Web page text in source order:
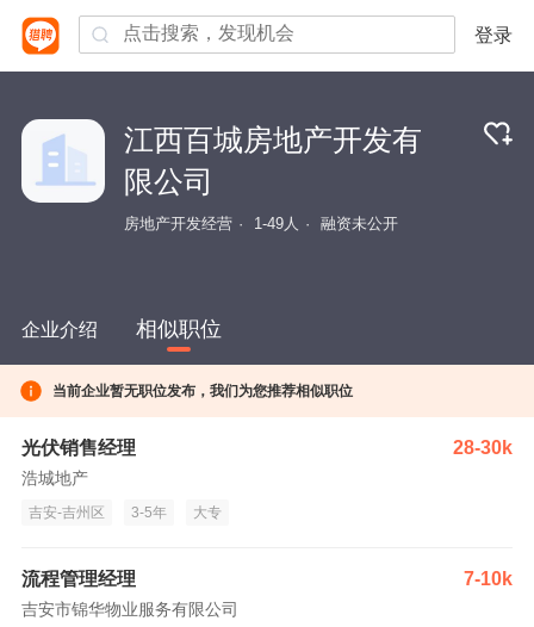
登录
江西百城房地产开发有
限公司
房地产开发经营 1-49人 融资未公开
企业介绍 相似职位
当前企业暂无职位发布，我们为您推荐相似职位
光伏销售经理 28-30k
浩城地产
吉安-吉州区 3-5年 大专
流程管理经理 7-10k
吉安市锦华物业服务有限公司